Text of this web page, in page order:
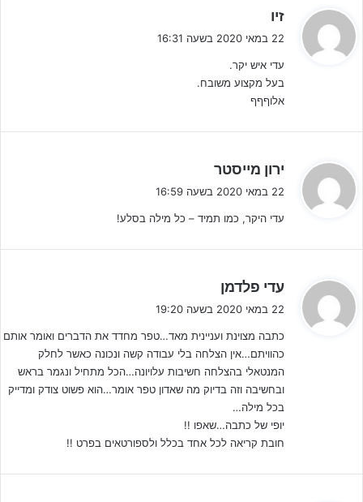
"את המטרה נשיג בעזרת
שישה עקרונות מנטאליים
במטרה (בלי קשר למה שעשו או לא עשו עד עכשיו) ולפעול כדי להצליח
עדי טפר – ששת המפתחות להצלחה (יח"צ)
תדע בדיוק מה אתה רוצה!
אם התאמנת בתקופת הקורונה – זה מצוין! זה אומר שלא נתת לקורונה
לבלבל אותך או לגרום לך לשכוח מה המטרה שלך ולאן אתה רוצה להגיע
בקריירה שלך ככדורגלן.
אם לא ממש התאמנת בתקופה הזו – לבכות ולהצטער על מה שיכולת
זיו
ב
:
22 במאי 2020 בשעה 16:31
עדי איש יקר.
בעל מקצוע משובח.
אלוףףף
ירון מייסטר
ב
22 במאי 2020 בשעה 16:59
עדי היקר, כמו תמיד – כל מילה בסלע!
עדי פלדמן
ג
ב
:
22 במאי 2020 בשעה 19:20
כתבה מצוינת ועניינית מאד…טפר מחדד את הדברים ואומר אותם
כהוויתם…אין הצלחה בלי עבודה קשה ונכונה כאשר לחלק
המנטאלי בהצלחה חשיבות עלויונה…הכל מתחיל ונגמר בראש
ובחשיבה וזה בדיוק מה שאדון טפר אומר…הוא פשוט צודק ומדייק
בכל מילה…
יופי של כתבה…שאפו !!
חובת קריאה לכל אחד בכלל ולספורטאים בפרט !!